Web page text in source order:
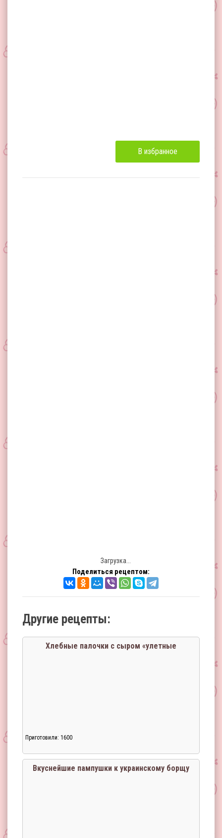
В избранное
Загрузка...
Поделиться рецептом:
Другие рецепты:
Хлебные палочки с сыром «улетные
Приготовили: 1600
Вкуснейшие пампушки к украинскому борщу